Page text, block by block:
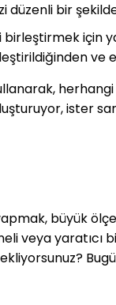
düzenli bir
için
ve
ister
büyük
yaratıcı